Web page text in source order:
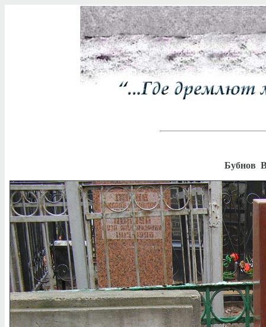
Бубнов